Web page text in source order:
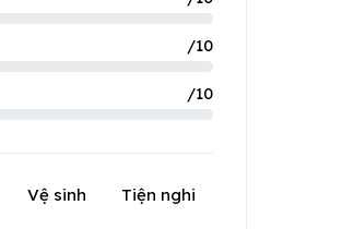
/10
/10
Vệ sinh Tiện nghi